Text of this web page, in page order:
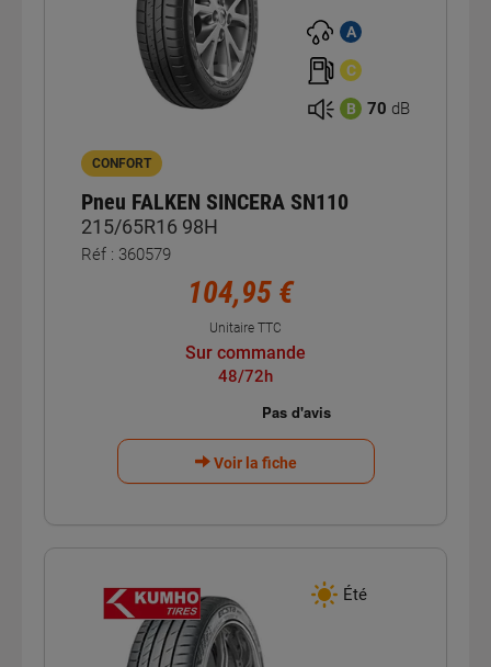
A
C
B 70 dB
CONFORT
Pneu FALKEN SINCERA SN110
215/65R16 98H
Réf : 360579
104,95 €
Unitaire TTC
Sur commande
48/72h
Voir la fiche
Été